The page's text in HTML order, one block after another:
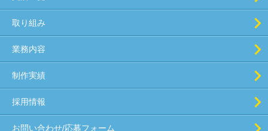
取り組み
業務内容
制作実績
採用情報
お問い合わせ/応募フォーム